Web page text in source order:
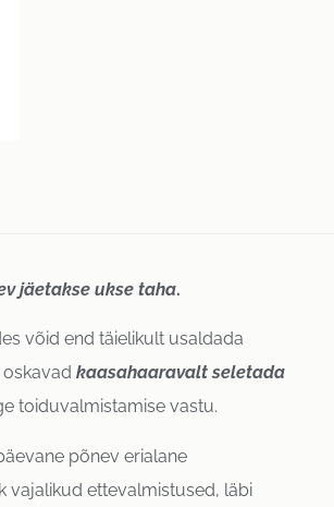
jäetakse ukse taha.
võid end täielikult usaldada
oskavadkaasahaaravalt seletada
toiduvalmistamise vastu.
põnev erialane
vajalikud ettevalmistused, läbi